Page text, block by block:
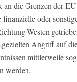
an die Grenzen der
finanzielle oder
Westen
Angriff auf
mittlerweile
werden.